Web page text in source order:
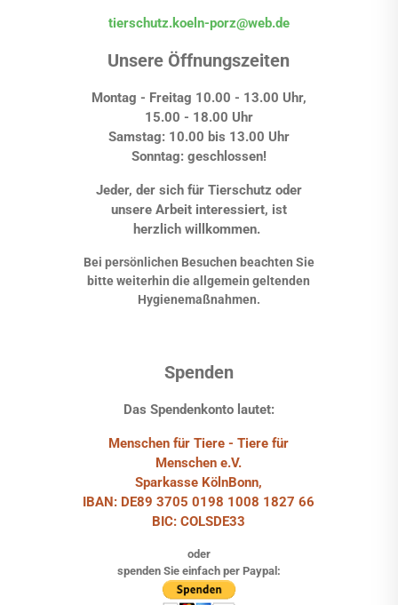
tierschutz.koeln-porz@web.de
Unsere Öffnungszeiten
Montag - Freitag 10.00 - 13.00 Uhr,
15.00 - 18.00 Uhr
Samstag: 10.00 bis 13.00 Uhr
Sonntag: geschlossen!
Jeder, der sich für Tierschutz oder
unsere Arbeit interessiert, ist
herzlich willkommen.
Bei persönlichen Besuchen beachten Sie
bitte weiterhin die allgemein geltenden
Hygienemaßnahmen.
Spenden
Das Spendenkonto lautet:
Menschen für Tiere - Tiere für
Menschen e.V.
Sparkasse KölnBonn,
IBAN: DE89 3705 0198 1008 1827 66
BIC: COLSDE33
oder
spenden Sie einfach per Paypal: